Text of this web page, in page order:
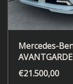
Mercedes-
€21.500,00